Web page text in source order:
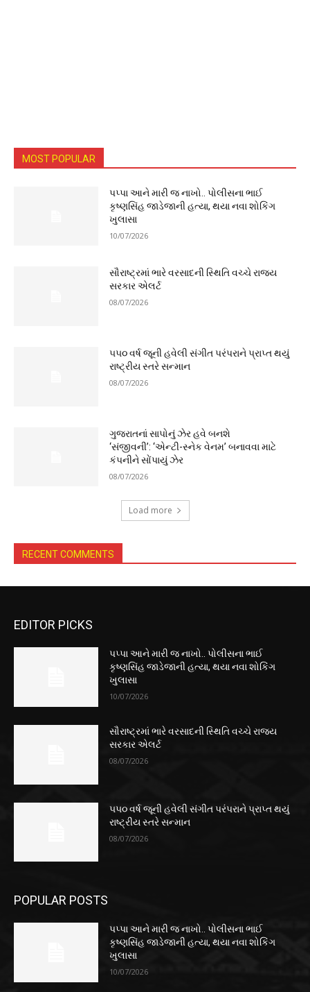
MOST POPULAR
પપ્પા આને મારી જ નાખો.. પોલીસના ભાઈ
કૃષ્ણસિંહ જાડેજાની હત્યા, થયા નવા શોકિંગ
ખુલાસા
10/07/2026
સૌરાષ્ટ્રમાં ભારે વરસાદની સ્થિતિ વચ્ચે રાજ્ય
સરકાર એલર્ટ
08/07/2026
૫૫૦ વર્ષ જૂની હવેલી સંગીત પરંપરાને પ્રાપ્ત થયું
રાષ્ટ્રીય સ્તરે સન્માન
08/07/2026
ગુજરાતનાં સાપોનું ઝેર હવે બનશે
‘સંજીવની’: ‘એન્ટી-સ્નેક વેનમ’ બનાવવા માટે
કંપનીને સોંપાયું ઝેર
08/07/2026
Load more
RECENT COMMENTS
EDITOR PICKS
પપ્પા આને મારી જ નાખો.. પોલીસના ભાઈ
કૃષ્ણસિંહ જાડેજાની હત્યા, થયા નવા શોકિંગ
ખુલાસા
10/07/2026
સૌરાષ્ટ્રમાં ભારે વરસાદની સ્થિતિ વચ્ચે રાજ્ય
સરકાર એલર્ટ
08/07/2026
૫૫૦ વર્ષ જૂની હવેલી સંગીત પરંપરાને પ્રાપ્ત થયું
રાષ્ટ્રીય સ્તરે સન્માન
08/07/2026
POPULAR POSTS
પપ્પા આને મારી જ નાખો.. પોલીસના ભાઈ
કૃષ્ણસિંહ જાડેજાની હત્યા, થયા નવા શોકિંગ
ખુલાસા
10/07/2026